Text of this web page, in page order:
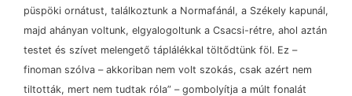
püspöki ornátust, találkoztunk a Normafánál, a Székely kapunál,
majd ahányan voltunk, elgyalogoltunk a Csacsi-rétre, ahol aztán
testet és szívet melengető táplálékkal töltődtünk föl. Ez –
finoman szólva –akkoriban nem volt szokás, csak azért nem
tiltották, mert nem tudtak róla” –gombolyítja a múlt fonalát